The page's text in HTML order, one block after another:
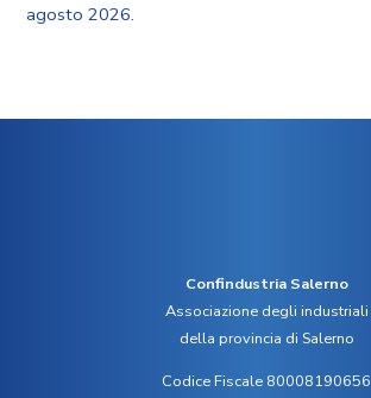
agosto 2026.
Confindustria Salerno
Associazione degli industriali
della provincia di Salerno
Codice Fiscale 80008190656